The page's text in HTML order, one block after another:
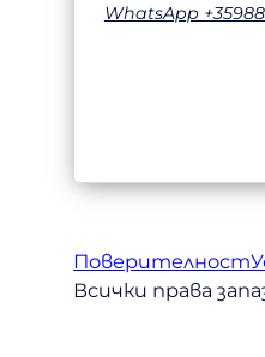
WhatsApp
Поверителност
Всички права